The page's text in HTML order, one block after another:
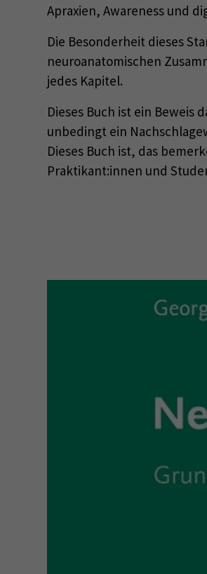
Apraxien, Awareness und
Die Besonderheit dieses
neuroanatomischen
jedes Kapitel.
Dieses Buch ist ein
unbedingt ein
Dieses Buch ist, das
Praktikant:innen und